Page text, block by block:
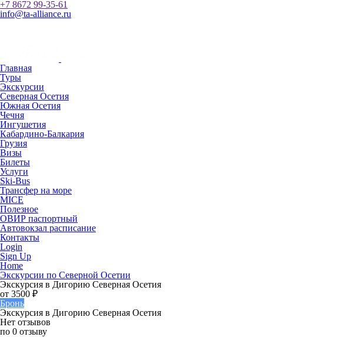
+7 8672 99-35-61
info@ta-alliance.ru
Главная
Туры
Экскурсии
Северная Осетия
Южная Осетия
Чечня
Ингушетия
Кабардино-Балкария
Грузия
Визы
Билеты
Услуги
Ski-Bus
Трансфер на море
MICE
Полезное
ОВИР паспортный
Автовокзал расписание
Контакты
Login
Sign Up
Home
Экскурсии по Северной Осетии
Экскурсия в Дигорию Северная Осетия
от 3500 ₽
Бронь
Экскурсия в Дигорию Северная Осетия
Нет отзывов
по 0 отзыву